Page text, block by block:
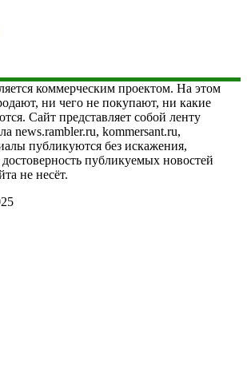
коммерческим проектом. На этом
ни чего не покупают, ни какие
Сайт представляет собой ленту
news.rambler.ru, kommersant.ru,
публикуются без искажения,
достоверность публикуемых новостей
не несёт.